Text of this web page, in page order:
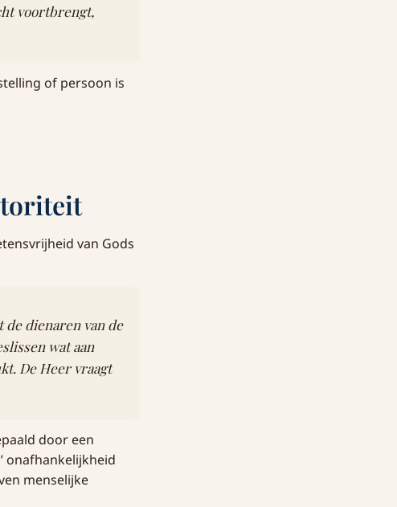
voortbrengt,
of persoon is
van Gods
de dienaren van de
wat aan
De Heer vraagt
door een
onafhankelijkheid
menselijke